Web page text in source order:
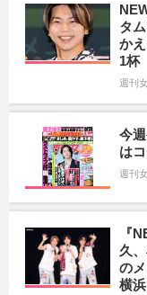
タ
か
1杯
週刊
今
は
週刊
『
久
の
横